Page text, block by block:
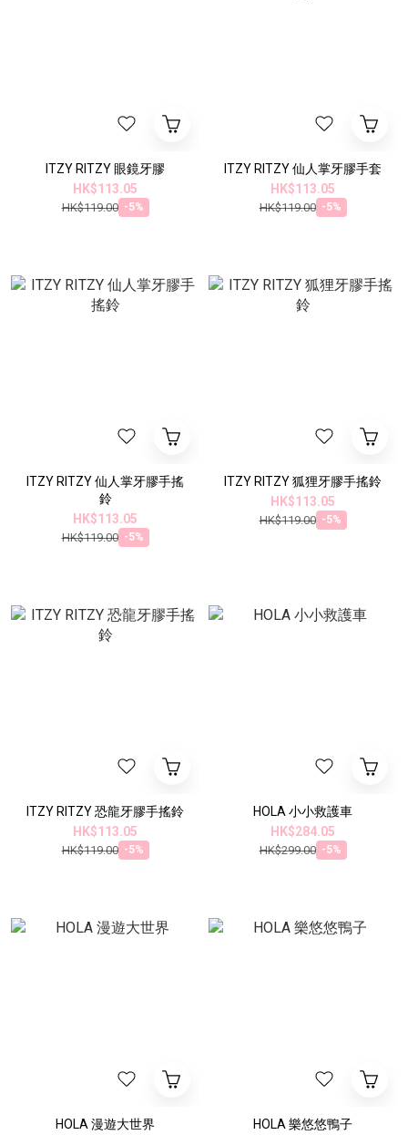
ITZY RITZY 眼鏡牙膠
HK$113.05
HK$119.00 -5%
ITZY RITZY 仙人掌牙膠手套
HK$113.05
HK$119.00 -5%
ITZY RITZY 仙人掌牙膠手搖
鈴
HK$113.05
HK$119.00 -5%
ITZY RITZY 狐狸牙膠手搖鈴
HK$113.05
HK$119.00 -5%
ITZY RITZY 恐龍牙膠手搖鈴
HK$113.05
HK$119.00 -5%
HOLA 小小救護車
HK$284.05
HK$299.00 -5%
HOLA 漫遊大世界 HOLA 樂悠悠鴨子